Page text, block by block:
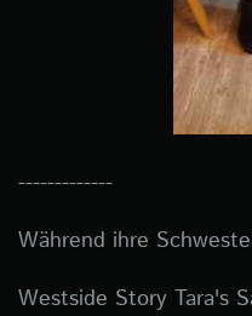
-------------
Während ihre
Westside Story Tara's